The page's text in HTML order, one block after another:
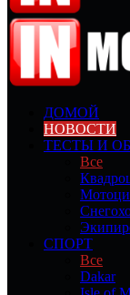
ДОМОЙ
НОВОСТИ
ТЕСТЫ И
Все
СПОРТ
Все
Dakar